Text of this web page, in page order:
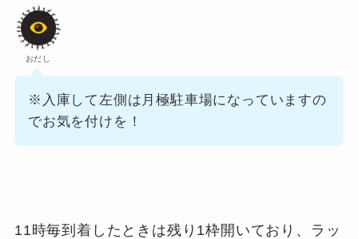
おだし
※入庫して左側は月極駐車場になっていますの
でお気を付けを！
11時毎到着したときは残り1枠開いており、ラッ